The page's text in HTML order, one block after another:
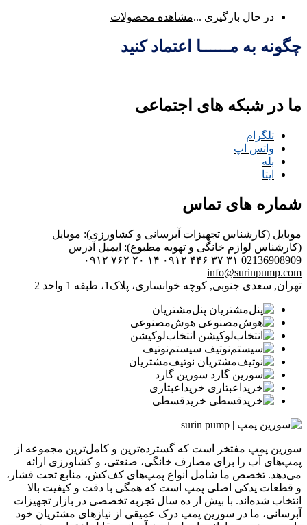
در حال بارگیری ...مشاهده محصولات
چگونه به مــــــا اعتماد کنید
ما در شبکه های اجتماعی
تلگرام
واتس اپ
بله
ایتا
شماره های تماس
موبایل (کارشناس تجهیزات آبرسانی و کشاورزی): موبایل
(کارشناس لوازم خانگی و تهویه مطبوع): ایمیل آدرس
02136908909 ۰۹۱۲ ۴۴۶ ۳۷ ۳۱ ۰۹۱۲ ۷۶۲ ۲۰ ۱۴
info@surinpump.com
تهران, سعدی جنوبی, کوچه خوانساری، پلاک1، طبقه 1 واحد 2
پنل‌مشتریان
هوش‌مصنوعی
انتخاب‌لوکیشن
سیستم‌نوتیف
نوتیف‌مشتریان
سورین گارد
خرید‌اعبتاری
خرید‌قسطی
سورین پمپ مفتخر است که گسترده‌ترین و کامل‌ترین مجموعه از
پمپ‌های آب را برای مصارف خانگی، صنعتی، و کشاورزی ارائه
می‌دهد. تخصص ما شامل انواع پمپ‌های کف‌کش، منابع تحت فشار،
و قطعات یدکی اصلی پمپ است که همگی با دقت و کیفیت بالا
انتخاب شده‌اند. با بیش از ده سال تجربه تخصصی در بازار تجهیزات
آبرسانی، ما در سورین پمپ درک عمیقی از نیازهای مشتریان خود